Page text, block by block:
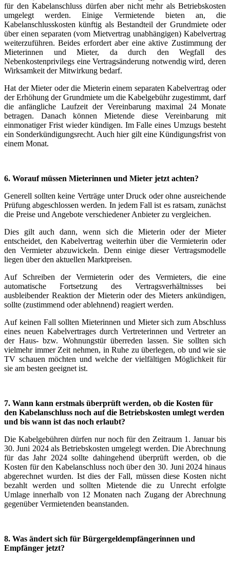
für den Kabelanschluss dürfen aber nicht mehr als Betriebskosten
umgelegt werden. Einige Vermietende bieten an, die
Kabelanschlusskosten künftig als Bestandteil der Grundmiete oder
über einen separaten (vom Mietvertrag unabhängigen) Kabelvertrag
weiterzuführen. Beides erfordert aber eine aktive Zustimmung der
Mieterinnen und Mieter, da durch den Wegfall des
Nebenkostenprivilegs eine Vertragsänderung notwendig wird, deren
Wirksamkeit der Mitwirkung bedarf.
Hat der Mieter oder die Mieterin einem separaten Kabelvertrag oder
der Erhöhung der Grundmiete um die Kabelgebühr zugestimmt, darf
die anfängliche Laufzeit der Vereinbarung maximal 24 Monate
betragen. Danach können Mietende diese Vereinbarung mit
einmonatiger Frist wieder kündigen. Im Falle eines Umzugs besteht
ein Sonderkündigungsrecht. Auch hier gilt eine Kündigungsfrist von
einem Monat.
6. Worauf müssen Mieterinnen und Mieter jetzt achten?
Generell sollten keine Verträge unter Druck oder ohne ausreichende
Prüfung abgeschlossen werden. In jedem Fall ist es ratsam, zunächst
die Preise und Angebote verschiedener Anbieter zu vergleichen.
Dies gilt auch dann, wenn sich die Mieterin oder der Mieter
entscheidet, den Kabelvertrag weiterhin über die Vermieterin oder
den Vermieter abzuwickeln. Denn einige dieser Vertragsmodelle
liegen über den aktuellen Marktpreisen.
Auf Schreiben der Vermieterin oder des Vermieters, die eine
automatische Fortsetzung des Vertragsverhältnisses bei
ausbleibender Reaktion der Mieterin oder des Mieters ankündigen,
sollte (zustimmend oder ablehnend) reagiert werden.
Auf keinen Fall sollten Mieterinnen und Mieter sich zum Abschluss
eines neuen Kabelvertrages durch Vertreterinnen und Vertreter an
der Haus- bzw. Wohnungstür überreden lassen. Sie sollten sich
vielmehr immer Zeit nehmen, in Ruhe zu überlegen, ob und wie sie
TV schauen möchten und welche der vielfältigen Möglichkeit für
sie am besten geeignet ist.
7. Wann kann erstmals überprüft werden, ob die Kosten für
den Kabelanschluss noch auf die Betriebskosten umlegt werden
und bis wann ist das noch erlaubt?
Die Kabelgebühren dürfen nur noch für den Zeitraum 1. Januar bis
30. Juni 2024 als Betriebskosten umgelegt werden. Die Abrechnung
für das Jahr 2024 sollte dahingehend überprüft werden, ob die
Kosten für den Kabelanschluss noch über den 30. Juni 2024 hinaus
abgerechnet wurden. Ist dies der Fall, müssen diese Kosten nicht
bezahlt werden und sollten Mietende die zu Unrecht erfolgte
Umlage innerhalb von 12 Monaten nach Zugang der Abrechnung
gegenüber Vermietenden beanstanden.
8. Was ändert sich für Bürgergeldempfängerinnen und
Empfänger jetzt?